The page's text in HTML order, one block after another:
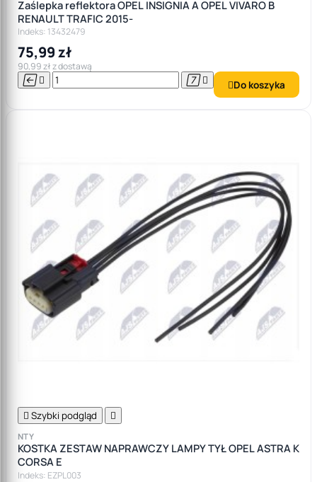
Zaślepka reflektora OPEL INSIGNIA A OPEL VIVARO B
RENAULT TRAFIC 2015-
Indeks: 13432479
75,99 zł
90,99 zł z dostawą
    Do koszyka
 Szybki podgląd 
NTY
KOSTKA ZESTAW NAPRAWCZY LAMPY TYŁ OPEL ASTRA K
CORSA E
Indeks: EZPL003